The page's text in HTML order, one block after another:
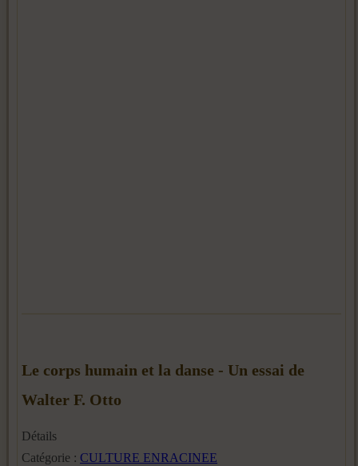
Le corps humain et la danse - Un essai de
Walter F. Otto
Détails
Catégorie : CULTURE ENRACINEE